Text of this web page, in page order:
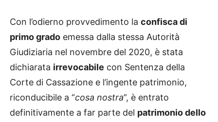
Con l’odierno provvedimento la confisca di
primo grado emessa dalla stessa Autorità
Giudiziaria nel novembre del 2020, è stata
dichiarata irrevocabile con Sentenza della
Corte di Cassazione e l’ingente patrimonio,
riconducibile a “cosa nostra”, è entrato
definitivamente a far parte del patrimonio dello